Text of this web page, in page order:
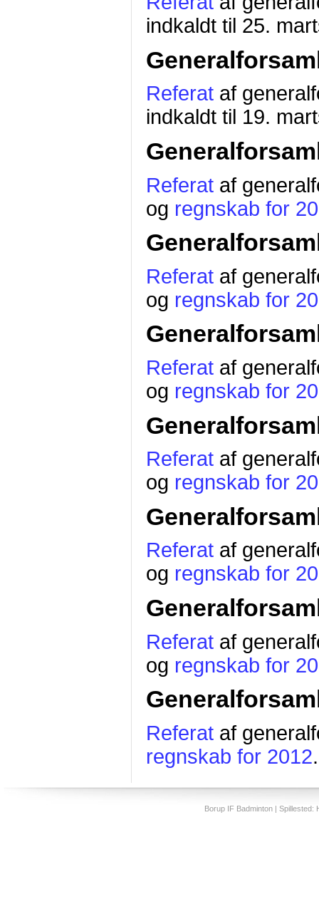
indkaldt til 25.
Referataf
indkaldt til 19.
Referataf
og regnskab for
Referataf
og regnskab for
Referataf
og regnskab for
Referataf
og regnskab for
Referataf
og regnskab for
Referataf
og regnskab for
Referataf
regnskab for 2012.
Borup IF Badminton |